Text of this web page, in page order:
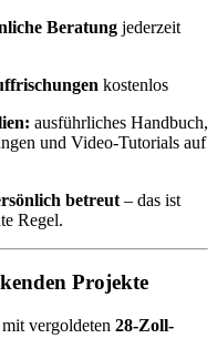
Beratung jederzeit
kostenlos
ausführliches Handbuch,
und Video-Tutorials auf
betreut – das ist
Regel.
Projekte
mit vergoldeten 28-Zoll-